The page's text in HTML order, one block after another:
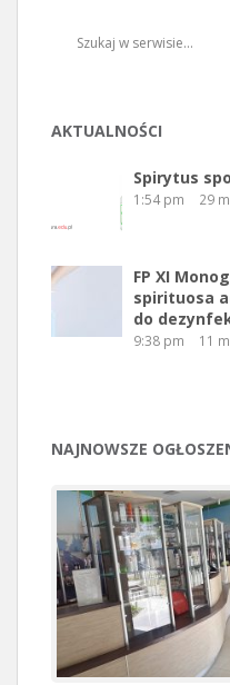
AKTUALNOŚCI
Spirytus
1:54 pm 29
FP XI
spirituosa
do
9:38 pm 11
NAJNOWSZE